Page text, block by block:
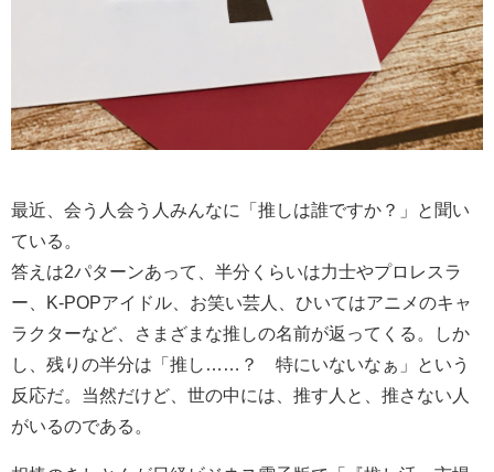
最近、会う人会う人みんなに「推しは誰ですか？」と聞い
ている。
答えは2パターンあって、半分くらいは力士やプロレスラ
ー、K-POPアイドル、お笑い芸人、ひいてはアニメのキャ
ラクターなど、さまざまな推しの名前が返ってくる。しか
し、残りの半分は「推し……？ 特にいないなぁ」という
反応だ。当然だけど、世の中には、推す人と、推さない人
がいるのである。